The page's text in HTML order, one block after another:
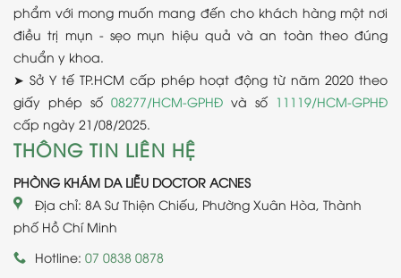
phẩm với mong muốn mang đến cho khách hàng một nơi
điều trị mụn - sẹo mụn hiệu quả và an toàn theo đúng
chuẩn y khoa.
➤ Sở Y tế TP.HCM cấp phép hoạt động từ năm 2020 theo
giấy phép số 08277/HCM-GPHĐ và số 11119/HCM-GPHĐ
cấp ngày 21/08/2025.
THÔNG TIN LIÊN HỆ
PHÒNG KHÁM DA LIỄU DOCTOR ACNES
Địa chỉ: 8A Sư Thiện Chiếu, Phường Xuân Hòa, Thành
phố Hồ Chí Minh
Hotline: 07 0838 0878